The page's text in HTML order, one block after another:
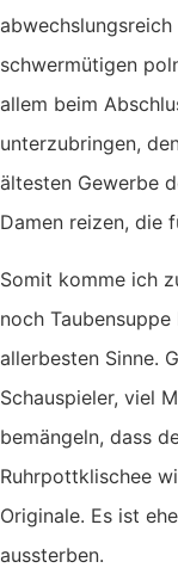
schwermütigen
allem beim
unterzubringen,
ältesten Gewerbe
Damen reizen, die
Somit komme ich
noch
allerbesten Sinne.
Schauspieler, viel
bemängeln, dass
Ruhrpottklischee
Originale. Es ist
aussterben.